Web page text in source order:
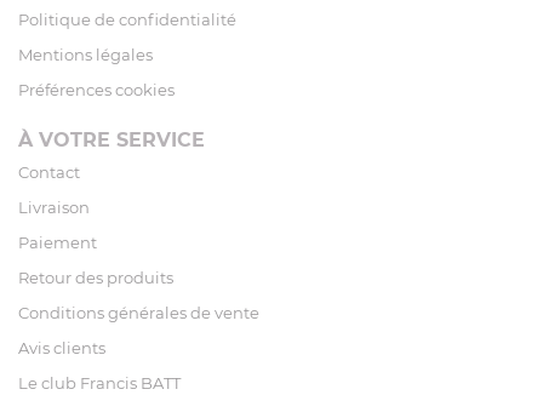
Politique de confidentialité
Mentions légales
Préférences cookies
À VOTRE SERVICE
Contact
Livraison
Paiement
Retour des produits
Conditions générales de vente
Avis clients
Le club Francis BATT